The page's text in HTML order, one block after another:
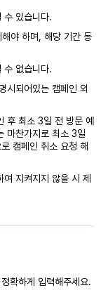
수 있습니다.
야 하며, 해당 기간 동
수 없습니다.
시되어있는 캠페인 외
후 최소 3일 전 방문 예
마찬가지로 최소 3일
캠페인 취소 요청 해
지켜지지 않을 시 제
확하게 입력해주세요.